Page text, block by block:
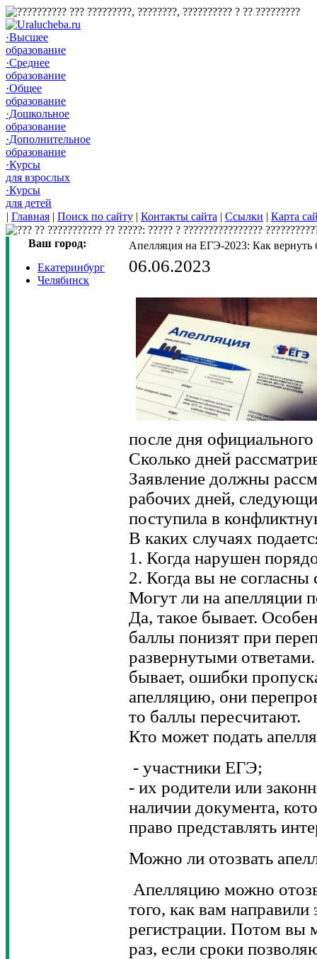
·Высшее
образование
·Среднее
образование
·Общее
образование
·Дошкольное
образование
·Дополнительное
образование
·Курсы
для взрослых
·Курсы
для детей
| Главная | Поиск по сайту | Контакты сайта | Ссылки | Карта
Ваш город:
Екатеринбург
Челябинск
Апелляция на ЕГЭ-2023: Как вернуть
06.06.2023
после дня
Сколько дней
Заявление должны
рабочих дней,
поступила в
В каких случаях
1. Когда нарушен
2. Когда вы не
Могут ли на апелляции
Да, такое бывает.
баллы понизят при
развернутыми
бывает, ошибки
апелляцию, они
то баллы пересчитают.
Кто может подать
- участники ЕГЭ;
- их родители или
наличии документа,
право представлять
Можно ли отозвать
Апелляцию можно
того, как вам
региcтрации. Потом вы
раз, если сроки